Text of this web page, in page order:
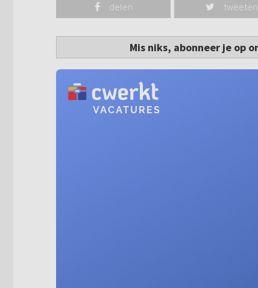
delen tweeten
Mis niks, abonneer je op